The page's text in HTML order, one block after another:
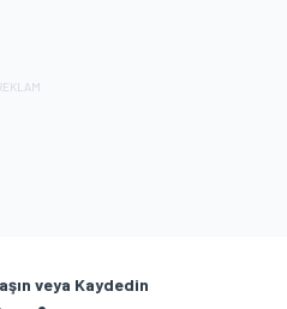
veya Kaydedin